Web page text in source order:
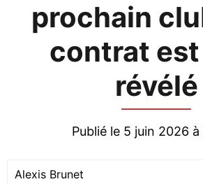
prochain
contrat est
révélé
Publié le 5 juin 2026
Alexis Brunet